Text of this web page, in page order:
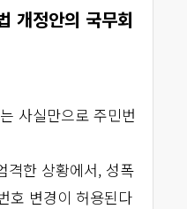
개정안의 국무회
사실만으로 주민번
격한 상황에서, 성폭
호 변경이 허용된다